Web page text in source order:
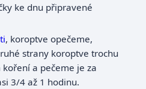
ke dnu připravené
, koroptve opečeme,
strany koroptve trochu
a pečeme je za
3/4 až 1 hodinu.